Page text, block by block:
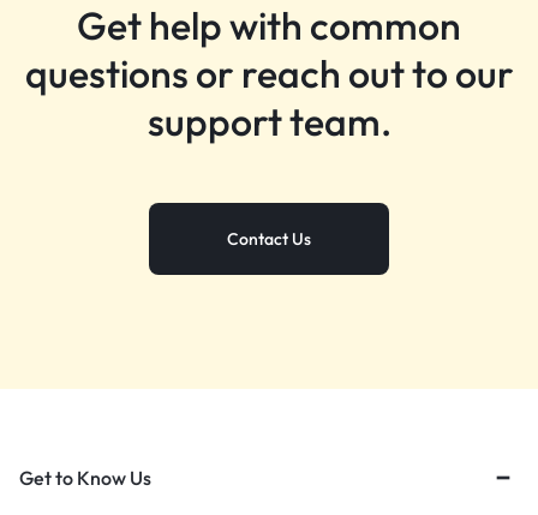
Get help with common
questions or reach out to our
support team.
Contact Us
Get to Know Us